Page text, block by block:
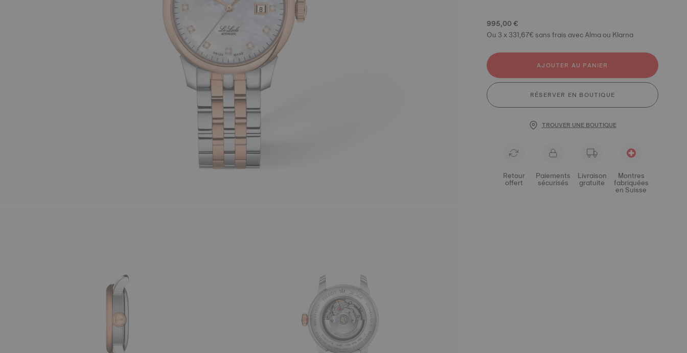
995,00 €
Ou 3 x 331,67€ sans frais avec Alma ou Klarna
AJOUTER AU PANIER
RÉSERVER EN BOUTIQUE
TROUVER UNE BOUTIQUE
Retour
offert
Paiements
sécurisés
Livraison
gratuite
Montres
fabriquées
en Suisse